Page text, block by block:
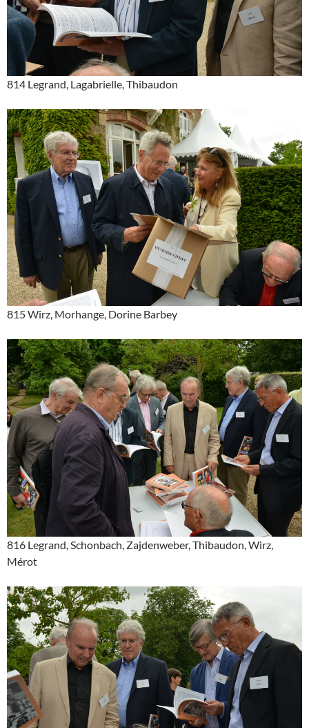
814 Legrand, Lagabrielle, Thibaudon
815 Wirz, Morhange, Dorine Barbey
816 Legrand, Schonbach, Zajdenweber, Thibaudon, Wirz,
Mérot